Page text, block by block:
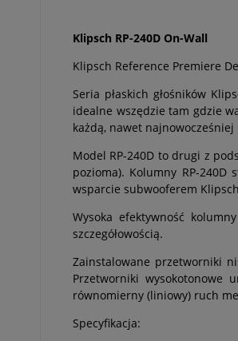
Klipsch RP-240D On-Wall
Klipsch Reference Premiere
Seria płaskich głośników
idealne wszędzie tam gdzie
każdą, nawet
Model RP-240D to drugi z
pozioma). Kolumny RP-
wsparcie subwooferem
Wysoka efektywność
szczegółowością.
Zainstalowane przetworniki
Przetworniki wysokotonowe
równomierny (liniowy) ruch
Specyfikacja: